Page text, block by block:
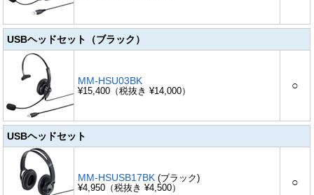
USBヘッドセット（ブラック）
MM-HSU03BK
¥15,400（税抜き ¥14,000） ○
USBヘッドセット
MM-HSUSB17BK (ブラック)
¥4,950（税抜き ¥4,500）
○